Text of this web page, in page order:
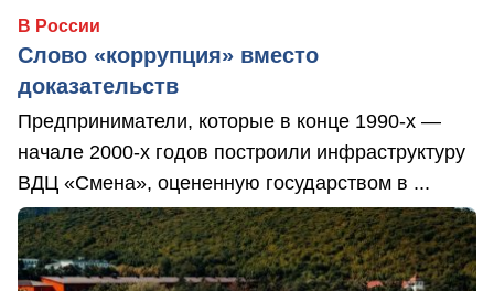
В России
Слово «коррупция» вместо
доказательств
Предприниматели, которые в конце 1990-х —
начале 2000-х годов построили инфраструктуру
ВДЦ «Смена», оцененную государством в ...